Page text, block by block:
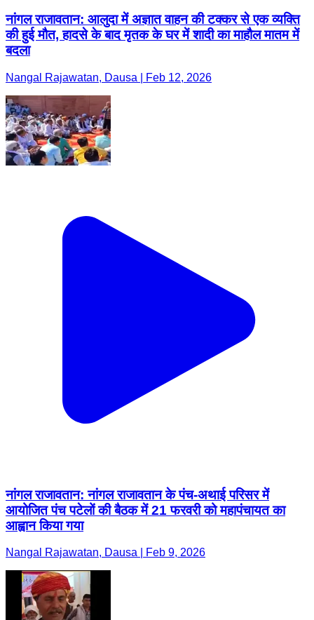
नांगल राजावतान: आलुदा में अज्ञात वाहन की टक्कर से एक व्यक्ति
की हुई मौत, हादसे के बाद मृतक के घर में शादी का माहौल मातम में
बदला
Nangal Rajawatan, Dausa | Feb 12, 2026
नांगल राजावतान: नांगल राजावतान के पंच-अथाई परिसर में
आयोजित पंच पटेलों की बैठक में 21 फरवरी को महापंचायत का
आह्वान किया गया
Nangal Rajawatan, Dausa | Feb 9, 2026